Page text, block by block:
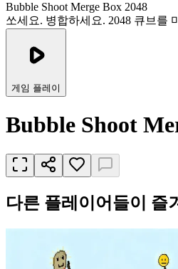
Bubble Shoot Merge Box 2048
쏘세요. 병합하세요. 2048 큐브를
게임 플레이
Bubble Shoot
다른 플레이어들이 즐